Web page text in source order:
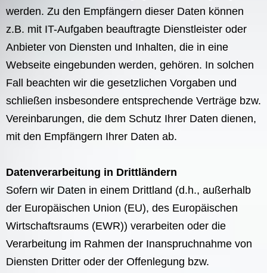
werden. Zu den Empfängern dieser Daten können
z.B. mit IT-Aufgaben beauftragte Dienstleister oder
Anbieter von Diensten und Inhalten, die in eine
Webseite eingebunden werden, gehören. In solchen
Fall beachten wir die gesetzlichen Vorgaben und
schließen insbesondere entsprechende Verträge bzw.
Vereinbarungen, die dem Schutz Ihrer Daten dienen,
mit den Empfängern Ihrer Daten ab.
Datenverarbeitung in Drittländern
Sofern wir Daten in einem Drittland (d.h., außerhalb
der Europäischen Union (EU), des Europäischen
Wirtschaftsraums (EWR)) verarbeiten oder die
Verarbeitung im Rahmen der Inanspruchnahme von
Diensten Dritter oder der Offenlegung bzw.